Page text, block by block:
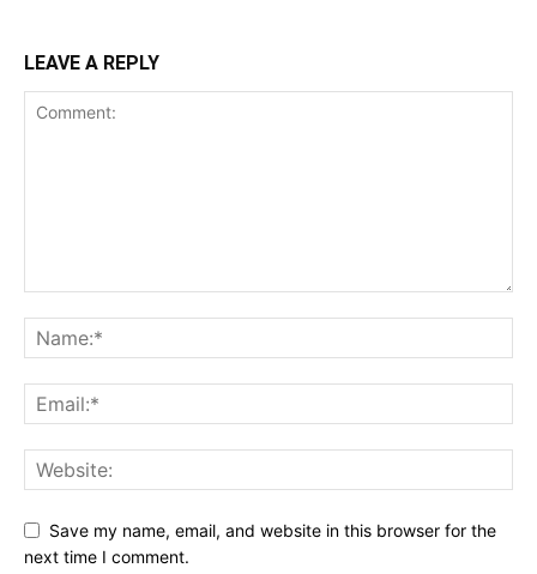
LEAVE A REPLY
Save my name, email, and website in this browser for the
next time I comment.